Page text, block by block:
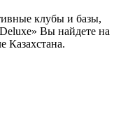
клубы и базы,
Вы найдете на
Казахстана.